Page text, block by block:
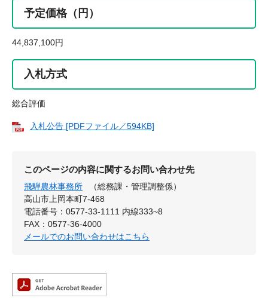
予定価格（円）
44,837,100円
入札方式
総合評価
入札公告 [PDFファイル／594KB]
このページの内容に関するお問い合わせ先
飛騨農林事務所
（総務課・管理調整係）
高山市上岡本町7-468
電話番号：0577-33-1111 内線333~8
FAX：0577-36-4000
メールでのお問い合わせはこちら